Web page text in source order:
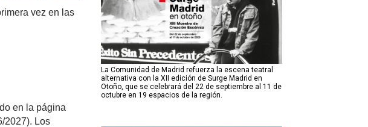
vez en las
en la página
2027). Los
La Comunidad de Madrid refuerza la escena teatral
alternativa con la XII edición de Surge Madrid en
Otoño, que se celebrará del 22 de septiembre al 11 de
octubre en 19 espacios de la región.